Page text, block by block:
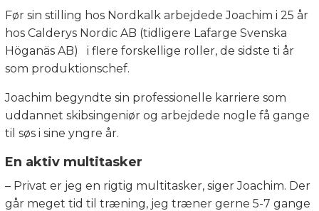
Før sin stilling hos Nordkalk arbejdede Joachim i 25 år
hos Calderys Nordic AB (tidligere Lafarge Svenska
Höganäs AB)
i flere forskellige roller, de sidste ti år
som produktionschef.
Joachim begyndte sin professionelle karriere som
uddannet skibsingeniør og arbejdede nogle få gange
til søs i sine yngre år.
En aktiv multitasker
– Privat er jeg en rigtig multitasker, siger Joachim. Der
går meget tid til træning, jeg træner gerne 5-7 gange